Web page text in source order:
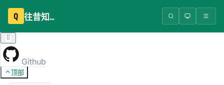
Q 往昔知识库
Github
顶部